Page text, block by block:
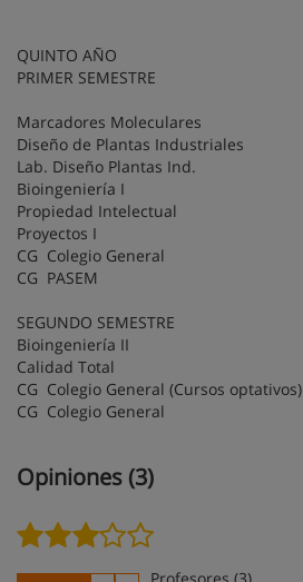
QUINTO AÑO
PRIMER SEMESTRE
Marcadores Moleculares
Diseño de Plantas Industriales
Lab. Diseño Plantas Ind.
Bioingeniería I
Propiedad Intelectual
Proyectos I
CG Colegio General
CG PASEM
SEGUNDO SEMESTRE
Bioingeniería II
Calidad Total
CG Colegio General (Cursos optativos)
CG Colegio General
Opiniones (3)